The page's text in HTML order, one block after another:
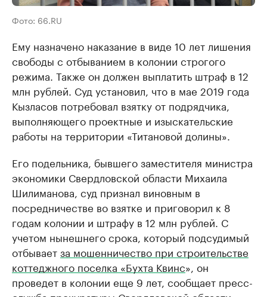
Фото: 66.RU
Ему назначено наказание в виде 10 лет лишения
свободы c отбыванием в колонии строгого
режима. Также он должен выплатить штраф в 12
млн рублей. Суд установил, что в мае 2019 года
Кызласов потребовал взятку от подрядчика,
выполняющего проектные и изыскательские
работы на территории «Титановой долины».
Его подельника, бывшего заместителя министра
экономики Свердловской области Михаила
Шилиманова, суд признал виновным в
посредничестве во взятке и приговорил к 8
годам колонии и штрафу в 12 млн рублей. С
учетом нынешнего срока, который подсудимый
отбываетза мошенничество при строительстве
коттеджного поселка «Бухта Квинс», он
проведет в колонии еще 9 лет, сообщает пресс-